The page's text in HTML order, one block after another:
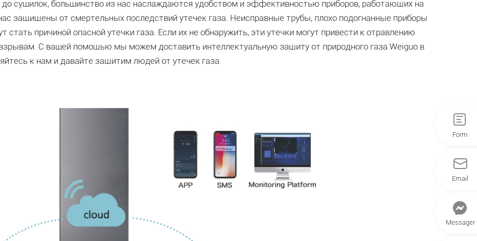
до сушилок, большинство из нас наслаждаются удобством и эффективностью приборов, работающих на
защищены от смертельных последствий утечек газа. Неисправные трубы, плохо подогнанные приборы
причиной опасной утечки газа. Если их не обнаружить, эти утечки могут привести к отравлению
С вашей помощью мы можем доставить интеллектуальную защиту от природного газа Weiguo в
к нам и давайте защитим людей от утечек газа.
Form
Email
Messager